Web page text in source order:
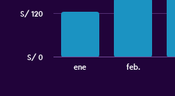
ene feb.
S/ 0
S/ 120